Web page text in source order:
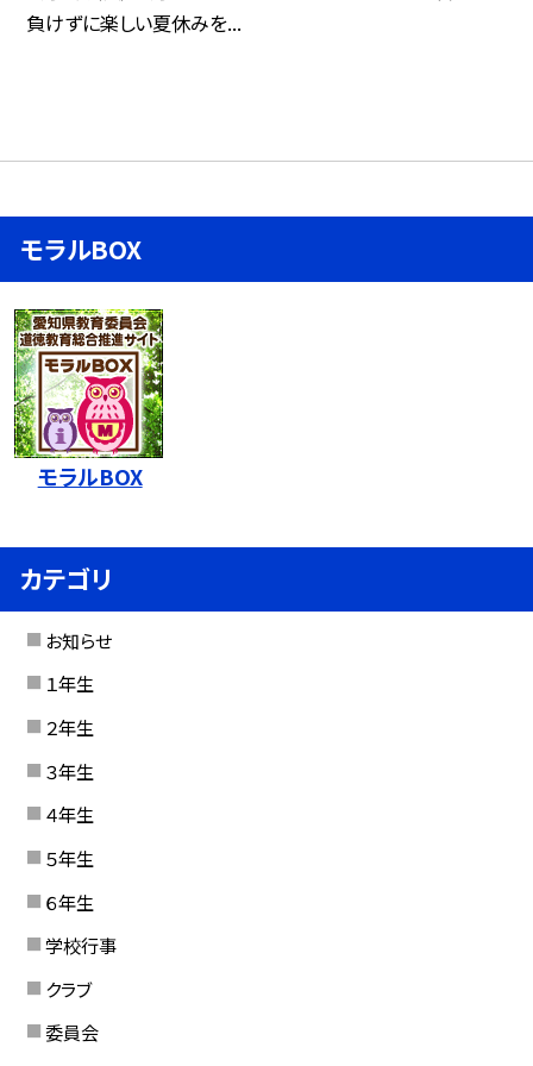
負けずに楽しい夏休みを...
モラルBOX
モラルBOX
カテゴリ
お知らせ
１年生
２年生
３年生
４年生
５年生
６年生
学校行事
クラブ
委員会